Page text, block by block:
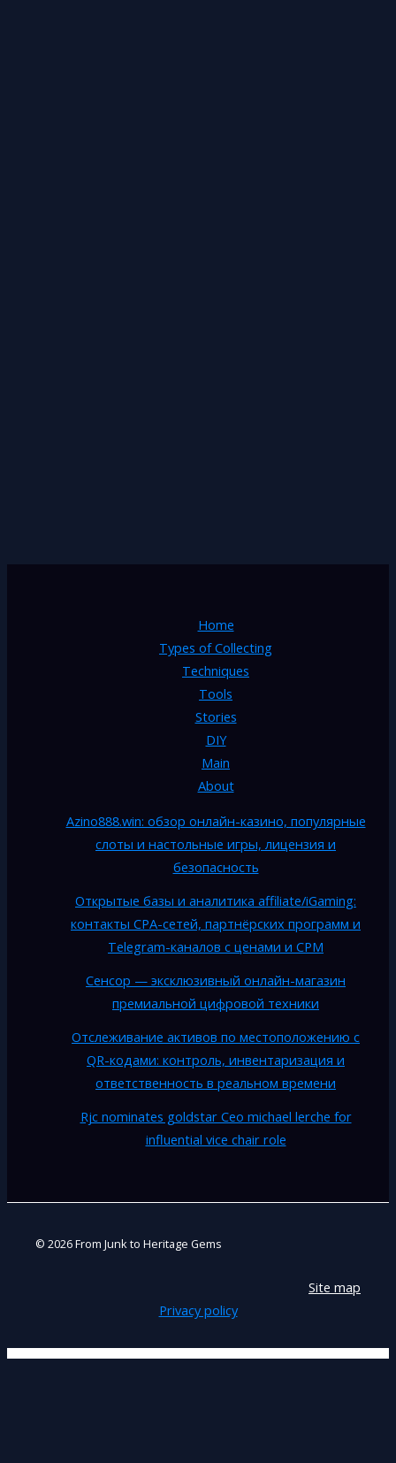
Home
Types of Collecting
Techniques
Tools
Stories
DIY
Main
About
Azino888.win: обзор онлайн-казино, популярные
слоты и настольные игры, лицензия и
безопасность
Открытые базы и аналитика affiliate/iGaming:
контакты CPA-сетей, партнёрских программ и
Telegram-каналов с ценами и CPM
Сенсор — эксклюзивный онлайн-магазин
премиальной цифровой техники
Отслеживание активов по местоположению с
QR-кодами: контроль, инвентаризация и
ответственность в реальном времени
Rjc nominates goldstar Ceo michael lerche for
influential vice chair role
© 2026 From Junk to Heritage Gems
Site map
Privacy policy